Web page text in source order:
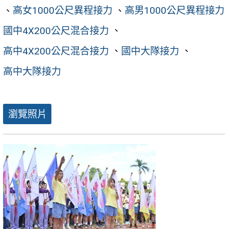
、 高女1000公尺異程接力 、 高男1000公尺異程接力
國中4X200公尺混合接力 、
高中4X200公尺混合接力 、 國中大隊接力 、
高中大隊接力
瀏覽照片